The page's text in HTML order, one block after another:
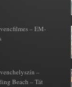
– EM-
–
Beach – Tát